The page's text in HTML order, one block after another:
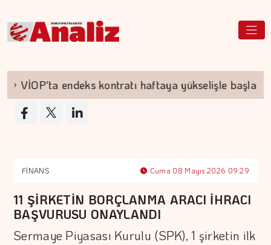
VİOP'ta endeks kontratı haftaya yükselişle başladı
FİNANS Cuma 08 Mayıs 2026 09:29
11 ŞİRKETİN BORÇLANMA ARACI İHRACI
BAŞVURUSU ONAYLANDI
Sermaye Piyasası Kurulu (SPK), 1 şirketin ilk